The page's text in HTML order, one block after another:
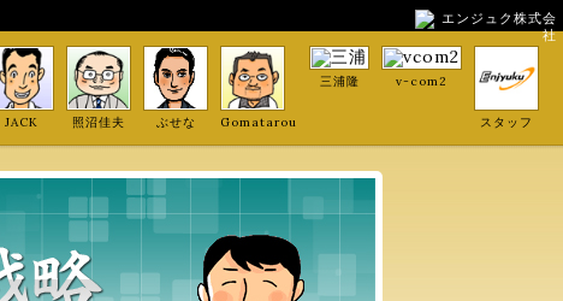
エンジュク株式会
社
JACK 照沼佳夫 ぶせな Gomatarou
三浦隆 v-com2
スタッフ